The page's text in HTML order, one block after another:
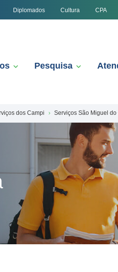
Diplomados Cultura CPA
Pesquisa
dos Campi Serviços São Miguel do